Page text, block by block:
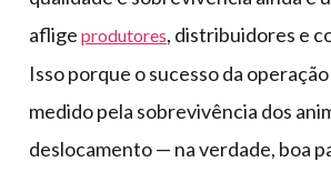
multiúso
aflige produtores, distribuidores e
Isso porque o sucesso da
medido pela sobrevivência dos
deslocamento — na verdade, boa